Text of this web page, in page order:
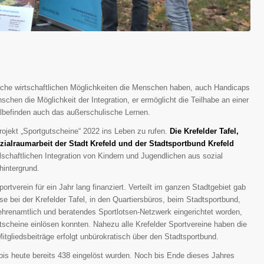
wirtschaftlichen Möglichkeiten die Menschen haben, auch Handicaps
die Möglichkeit der Integration, er ermöglicht die Teilhabe an einer
auch das außerschulische Lernen.
„Sportgutscheine“ 2022 ins Leben zu rufen.
Die Krefelder Tafel,
der Stadt Krefeld und der Stadtsportbund Krefeld
Integration von Kindern und Jugendlichen aus sozial
für ein Jahr lang finanziert. Verteilt im ganzen Stadtgebiet gab
bei der Krefelder Tafel, in den Quartiersbüros, beim Stadtsportbund,
und beratendes Sportlotsen-Netzwerk eingerichtet worden,
einlösen konnten. Nahezu alle Krefelder Sportvereine haben die
erfolgt unbürokratisch über den Stadtsportbund.
heute bereits 438 eingelöst wurden. Noch bis Ende dieses Jahres